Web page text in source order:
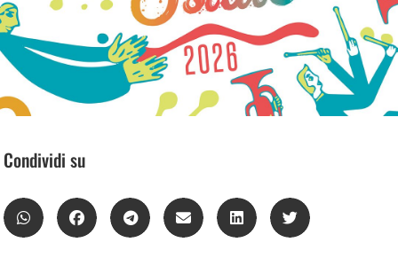
Condividi su